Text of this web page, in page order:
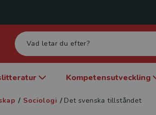
Kompetensutveckling
/ Sociologi / Det svenska tillståndet